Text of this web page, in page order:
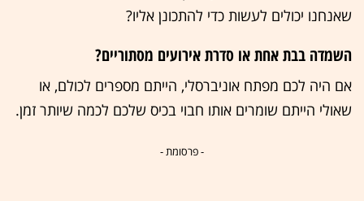
שאנחנו יכולים לעשות כדי להתכונן אליו?
השמדה בבת אחת או סדרת אירועים מסתוריים?
אם היה לכם מפתח אוניברסלי, הייתם מספרים לכולם, או
שאולי הייתם שומרים אותו חבוי בכיס שלכם לכמה שיותר זמן.
- פרסומת -